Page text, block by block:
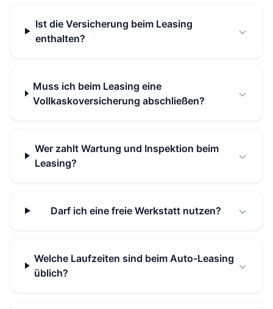
Ist die Versicherung beim Leasing
enthalten?
Muss ich beim Leasing eine
Vollkaskoversicherung abschließen?
Wer zahlt Wartung und Inspektion beim
Leasing?
Darf ich eine freie Werkstatt nutzen?
Welche Laufzeiten sind beim Auto-Leasing
üblich?